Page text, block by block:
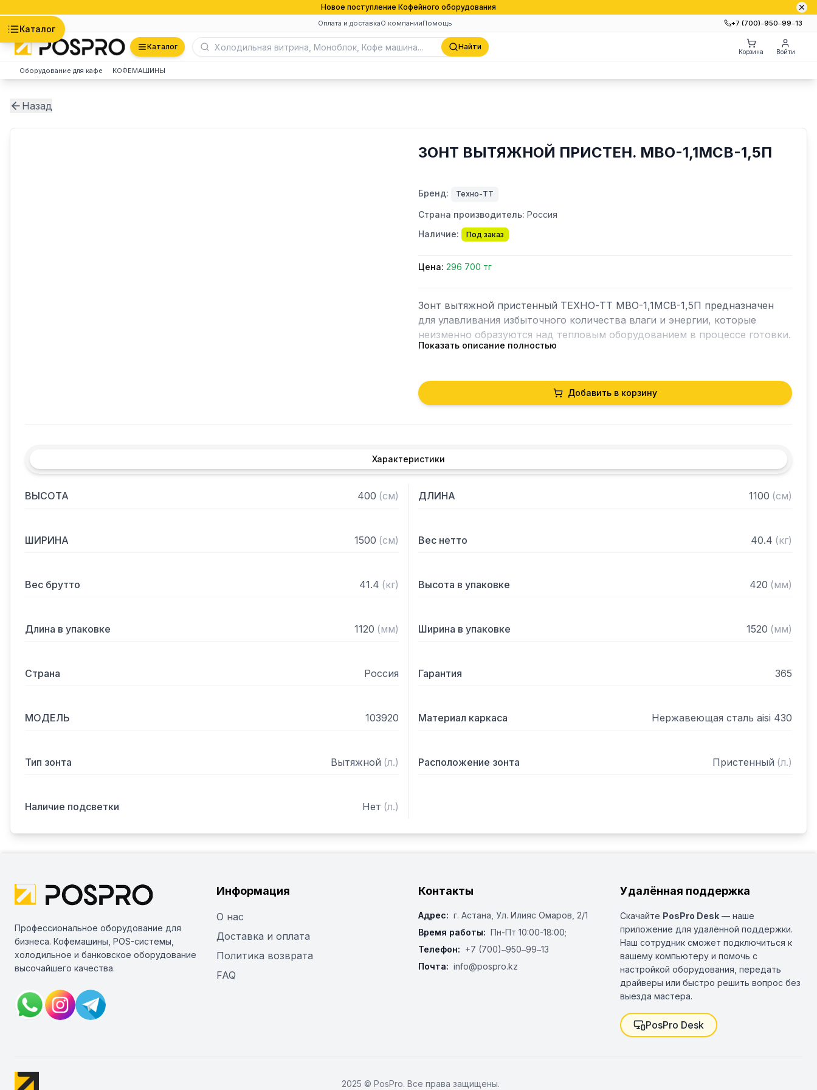
Новое поступление Кофейного оборудования
Оплата и доставкаО компанииПомощь +7 (700)‒950‒99‒13
Каталог
Каталог Найти
Корзина Войти
Оборудование для кафе КОФЕМАШИНЫ
Назад
ЗОНТ ВЫТЯЖНОЙ ПРИСТЕН. МВО-1,1МСВ-1,5П
Бренд: Техно-ТТ
Страна производитель: Россия
Наличие:
Под заказ
Цена: 296 700 тг
Зонт вытяжной пристенный ТЕХНО-ТТ МВО-1,1МСВ-1,5П предназначен
для улавливания избыточного количества влаги и энергии, которые
неизменно образуются над тепловым оборудованием в процессе готовки.
которые в противном случае оседали бы на предметах мебели и кухонной
утвари. Поэтому это оборудование формирует микроклимат в помещении
и защищает сотрудников горячего цеха.
— Вытяжной пристенный
— Материал: нержавеющая сталь AISI 430 толщиной 0,8мм
Показать описание полностью
Добавить в корзину
Характеристики
ВЫСОТА 400 (см) ДЛИНА 1100 (см)
ШИРИНА 1500 (см) Вес нетто 40.4 (кг)
Вес брутто 41.4 (кг) Высота в упаковке 420 (мм)
Длина в упаковке 1120 (мм) Ширина в упаковке 1520 (мм)
Страна Россия Гарантия 365
МОДЕЛЬ 103920 Материал каркаса Нержавеющая сталь aisi 430
Тип зонта Вытяжной (л.) Расположение зонта Пристенный (л.)
Наличие подсветки Нет (л.)
Профессиональное оборудование для
бизнеса. Кофемашины, POS-системы,
холодильное и банковское оборудование
высочайшего качества.
Информация
О нас
Доставка и оплата
Политика возврата
FAQ
Контакты
Адрес: г. Астана, ​Ул. Илияс Омаров, 2/1
Время работы: Пн-Пт 10:00-18:00;
Телефон: +7 (700)‒950‒99‒13
Почта: info@pospro.kz
Удалённая поддержка
Скачайте PosPro Desk — наше
приложение для удалённой поддержки.
Наш сотрудник сможет подключиться к
вашему компьютеру и помочь с
настройкой оборудования, передать
драйверы или быстро решить вопрос без
выезда мастера.
PosPro Desk
2025 © PosPro. Все права защищены.